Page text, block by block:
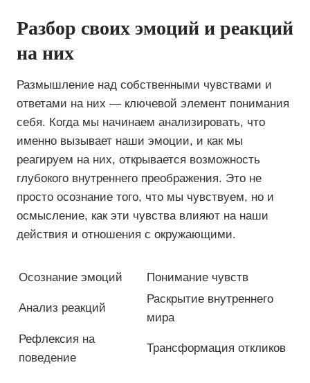
Разбор своих эмоций и реакций
на них
Размышление над собственными чувствами и
ответами на них — ключевой элемент понимания
себя. Когда мы начинаем анализировать, что
именно вызывает наши эмоции, и как мы
реагируем на них, открывается возможность
глубокого внутреннего преображения. Это не
просто осознание того, что мы чувствуем, но и
осмысление, как эти чувства влияют на наши
действия и отношения с окружающими.
Осознание эмоций Понимание чувств
Анализ реакций
Раскрытие внутреннего
мира
Рефлексия на
поведение
Трансформация откликов